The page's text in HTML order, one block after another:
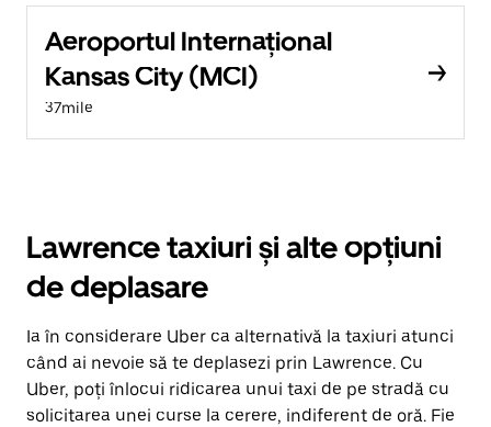
Aeroportul Internațional
Kansas City (MCI)
37mile
Lawrence taxiuri și alte opțiuni
de deplasare
Ia în considerare Uber ca alternativă la taxiuri atunci
când ai nevoie să te deplasezi prin Lawrence. Cu
Uber, poți înlocui ridicarea unui taxi de pe stradă cu
solicitarea unei curse la cerere, indiferent de oră. Fie